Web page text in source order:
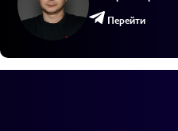
Перейти